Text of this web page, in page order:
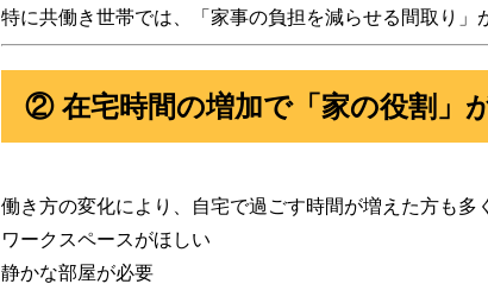
特に共働き世帯では、「家事の負担を減らせる間取り」
② 在宅時間の増加で「家の役割」
働き方の変化により、自宅で過ごす時間が増えた方も多
ワークスペースがほしい
静かな部屋が必要